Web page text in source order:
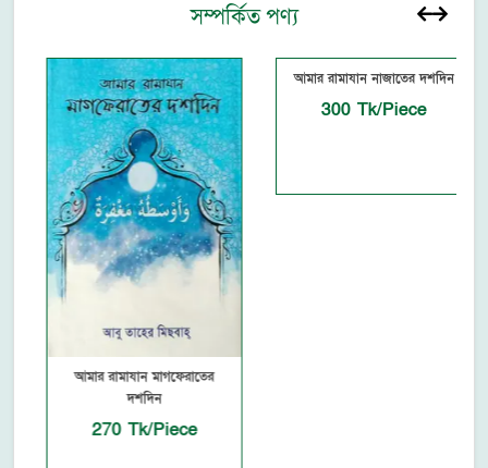
সম্পর্কিত পণ্য
আমার রামাযান মাগফেরাতের
দশদিন
270 Tk/Piece
আমার রামাযান নাজাতের দশদিন
300 Tk/Piece